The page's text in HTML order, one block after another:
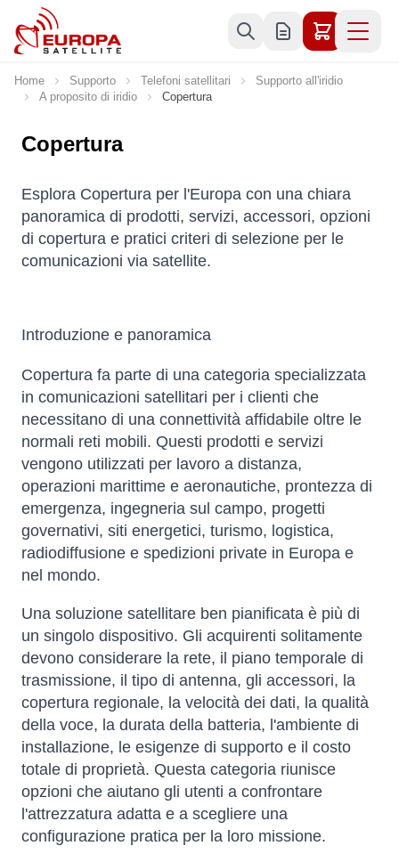
Skip to Content
Home Supporto Telefoni satellitari
Supporto all'iridio
A proposito di iridio
Copertura
Copertura
Esplora Copertura per l'Europa con una chiara
panoramica di prodotti, servizi, accessori, opzioni
di copertura e pratici criteri di selezione per le
comunicazioni via satellite.
Introduzione e panoramica
Copertura fa parte di una categoria specializzata
in comunicazioni satellitari per i clienti che
necessitano di una connettività affidabile oltre le
normali reti mobili. Questi prodotti e servizi
vengono utilizzati per lavoro a distanza,
operazioni marittime e aeronautiche, prontezza di
emergenza, ingegneria sul campo, progetti
governativi, siti energetici, turismo, logistica,
radiodiffusione e spedizioni private in Europa e
nel mondo.
Una soluzione satellitare ben pianificata è più di
un singolo dispositivo. Gli acquirenti solitamente
devono considerare la rete, il piano temporale di
trasmissione, il tipo di antenna, gli accessori, la
copertura regionale, la velocità dei dati, la qualità
della voce, la durata della batteria, l'ambiente di
installazione, le esigenze di supporto e il costo
totale di proprietà. Questa categoria riunisce
opzioni che aiutano gli utenti a confrontare
l'attrezzatura adatta e a scegliere una
configurazione pratica per la loro missione.